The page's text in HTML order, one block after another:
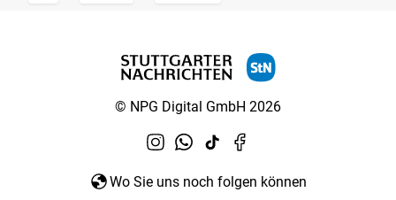
© NPG Digital GmbH 2026
Wo Sie uns noch folgen können